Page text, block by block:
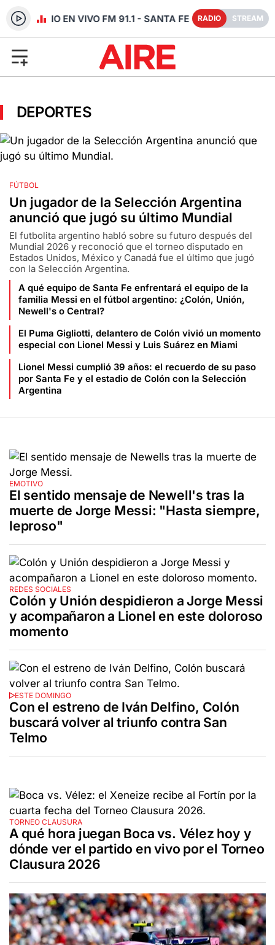
RADIO EN VIVO FM 91.1 - SANTA FE RADIO STREAM
DEPORTES
FÚTBOL
Un jugador de la Selección Argentina
anunció que jugó su último Mundial
El futbolita argentino habló sobre su futuro después del
Mundial 2026 y reconoció que el torneo disputado en
Estados Unidos, México y Canadá fue el último que jugó
con la Selección Argentina.
A qué equipo de Santa Fe enfrentará el equipo de la
familia Messi en el fútbol argentino: ¿Colón, Unión,
Newell's o Central?
El Puma Gigliotti, delantero de Colón vivió un momento
especial con Lionel Messi y Luis Suárez en Miami
Lionel Messi cumplió 39 años: el recuerdo de su paso
por Santa Fe y el estadio de Colón con la Selección
Argentina
EMOTIVO
El sentido mensaje de Newell's tras la
muerte de Jorge Messi: "Hasta siempre,
leproso"
REDES SOCIALES
Colón y Unión despidieron a Jorge Messi
y acompañaron a Lionel en este doloroso
momento
ESTE DOMINGO
Con el estreno de Iván Delfino, Colón
buscará volver al triunfo contra San
Telmo
TORNEO CLAUSURA
A qué hora juegan Boca vs. Vélez hoy y
dónde ver el partido en vivo por el Torneo
Clausura 2026